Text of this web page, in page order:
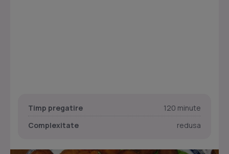
Timp pregatire
120 minute
Complexitate
redusa